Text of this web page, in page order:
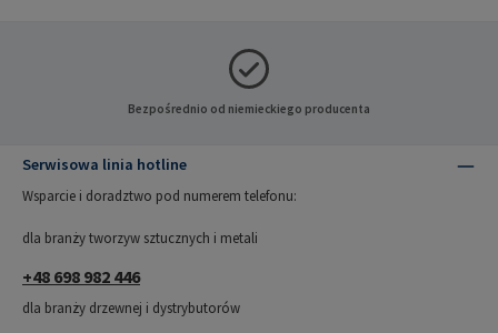
Bezpośrednio od niemieckiego producenta
Serwisowa linia hotline
Wsparcie i doradztwo pod numerem telefonu:
dla branży tworzyw sztucznych i metali
+48 698 982 446
dla branży drzewnej i dystrybutorów